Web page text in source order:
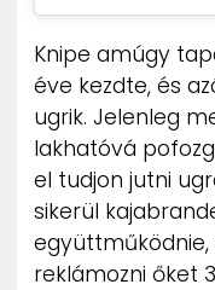
Knipe amúgy
éve kezdte, és
ugrik. Jelenleg
lakhatóvá
el tudjon jutni
sikerül
reklámozni őket